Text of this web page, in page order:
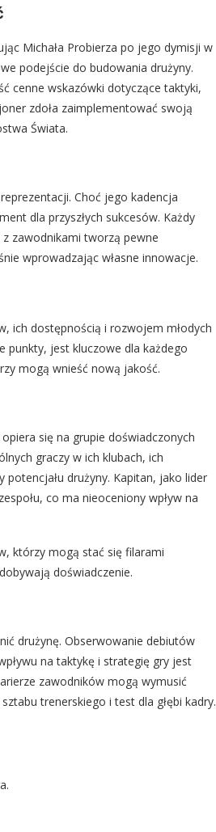
Michała Probierza po jego dymisji w
podejście do budowania drużyny.
cenne wskazówki dotyczące taktyki,
zdoła zaimplementować swoją
Świata.
Choć jego kadencja
dla przyszłych sukcesów. Każdy
zawodnikami tworzą pewne
wprowadzając własne innowacje.
ich dostępnością i rozwojem młodych
punkty, jest kluczowe dla każdego
mogą wnieść nową jakość.
się na grupie doświadczonych
graczy w ich klubach, ich
drużyny. Kapitan, jako lider
co ma nieoceniony wpływ na
którzy mogą stać się filarami
doświadczenie.
drużynę. Obserwowanie debiutów
na taktykę i strategię gry jest
zawodników mogą wymusić
trenerskiego i test dla głębi kadry.